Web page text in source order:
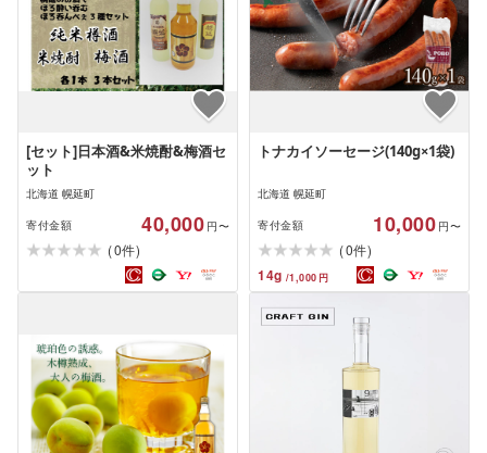
[セット]日本酒&米焼酎&梅酒セ
ット
北海道 幌延町
寄付金額 40,000 円〜
(0件)
トナカイソーセージ(140g×1袋)
北海道 幌延町
寄付金額 10,000 円〜
(0件)
14g /1,000 円